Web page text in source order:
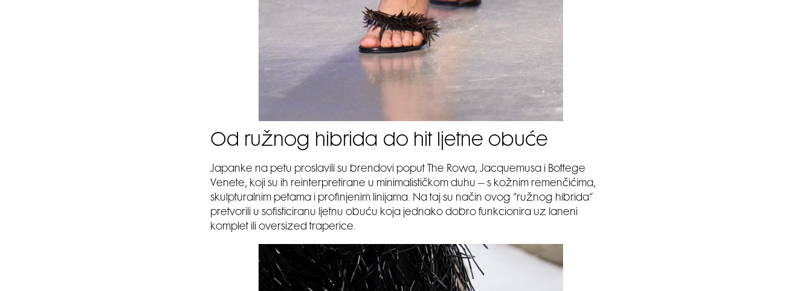
Od ružnog hibrida do hit ljetne obuće
Japanke na petu proslavili su brendovi poput The Rowa, Jacquemusa i Bottege
Venete, koji su ih reinterpretirane u minimalističkom duhu – s kožnim remenčićima,
skulpturalnim petama i profinjenim linijama. Na taj su način ovog “ružnog hibrida“
pretvorili u sofisticiranu ljetnu obuću koja jednako dobro funkcionira uz laneni
komplet ili oversized traperice.